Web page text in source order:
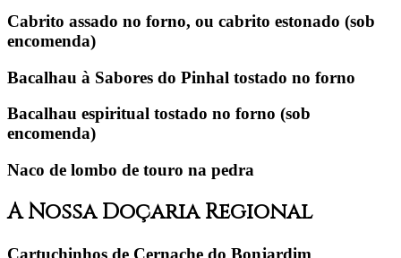
Cabrito assado no forno, ou cabrito estonado (sob
encomenda)
Bacalhau à Sabores do Pinhal tostado no forno
Bacalhau espiritual tostado no forno (sob
encomenda)
Naco de lombo de touro na pedra
A Nossa Doçaria Regional
Cartuchinhos de Cernache do Bonjardim